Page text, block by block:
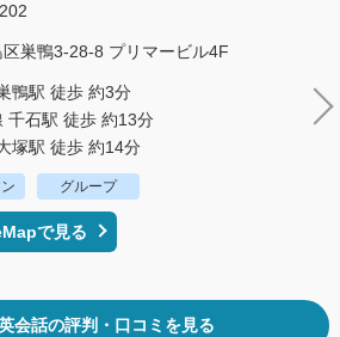
巣鴨3-28-8 プリマービル4F
鴨駅 徒歩 約3分
千石駅 徒歩 約13分
塚駅 徒歩 約14分
グループ
で見る
会話の評判・口コミを見る